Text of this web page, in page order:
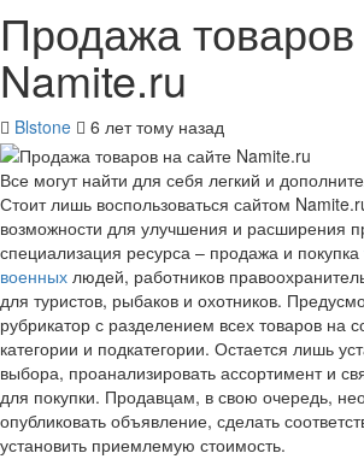
Продажа
Namite.ru
Blstone 6 лет тому назад
Все могут найти для себя легкий и
Стоит лишь воспользоваться сайтом
возможности для улучшения и расширения
специализация ресурса – продажа и покупка
военных людей, работников
для туристов, рыбаков и охотников.
рубрикатор с разделением всех товаров на
категории и подкатегории. Остается лишь
выбора, проанализировать ассортимент и
для покупки. Продавцам, в свою очередь,
опубликовать объявление, сделать
установить приемлемую стоимость.